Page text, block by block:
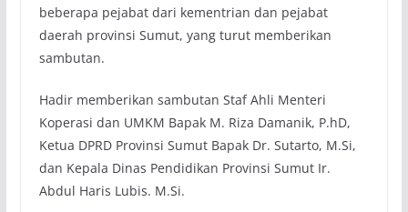
beberapa pejabat dari kementrian dan pejabat
daerah provinsi Sumut, yang turut memberikan
sambutan.
Hadir memberikan sambutan Staf Ahli Menteri
Koperasi dan UMKM Bapak M. Riza Damanik, P.hD,
Ketua DPRD Provinsi Sumut Bapak Dr. Sutarto, M.Si,
dan Kepala Dinas Pendidikan Provinsi Sumut Ir.
Abdul Haris Lubis. M.Si.